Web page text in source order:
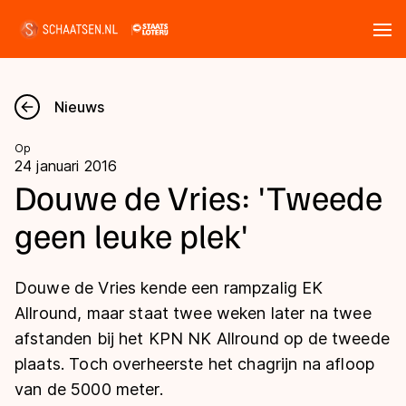
Nieuws
Kalender
Disciplines
Langebaan
Shorttrack
Inlineskaten
Uitslagen
Langebaan
Shorttrack
Marathon
Tijden & historie
Ranglijsten Langebaan
Nieuws
Op
24 januari 2016
Douwe de Vries: 'Tweede
geen leuke plek'
Douwe de Vries kende een rampzalig EK
Allround, maar staat twee weken later na twee
afstanden bij het KPN NK Allround op de tweede
plaats. Toch overheerste het chagrijn na afloop
van de 5000 meter.